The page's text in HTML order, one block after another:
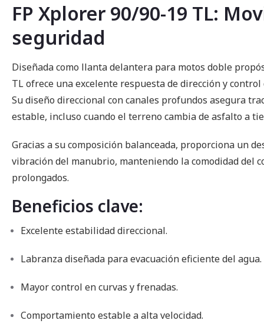
FP Xplorer 90/90-19 TL:
seguridad
Diseñada como llanta delantera para motos doble
TL ofrece una excelente respuesta de dirección y
Su diseño direccional con canales profundos asegura
estable, incluso cuando el terreno cambia de asfalto a
Gracias a su composición balanceada, proporciona un
vibración del manubrio, manteniendo la comodidad del
prolongados.
Beneficios clave:
Excelente estabilidad direccional.
Labranza diseñada para evacuación eficiente del agua.
Mayor control en curvas y frenadas.
Comportamiento estable a alta velocidad.